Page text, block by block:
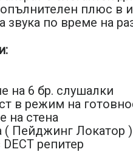
плюс в
звука по време на
на 6 бр. слушалки
в режим на
на стена
( Пейджинг Локатор )
репитер